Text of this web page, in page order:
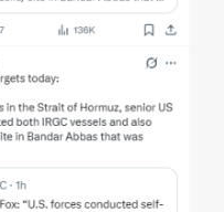
спалах
понад 10 тисяч…
и “Новая